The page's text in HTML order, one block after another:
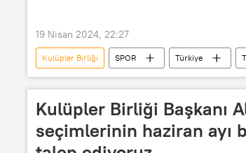
19 Nisan 2024, 22:27
Kulüpler Birliği SPOR Türkiye
Kulüpler Birliği Başkanı
seçimlerinin haziran ayı